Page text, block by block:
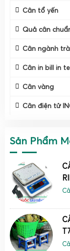
Cân tổ yến
Quả cân
Cân ngành trà
Cân in bill in
Cân vàng
Cân điện tử
Sản Phẩm
khẩu.
Cân Gia Phát